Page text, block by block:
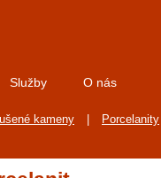
Služby O nás
kameny Porcelanity